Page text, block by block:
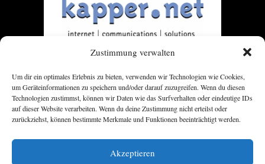
Zustimmung verwalten
Um dir ein optimales Erlebnis zu bieten, verwenden wir Technologien wie Cookies,
um Geräteinformationen zu speichern und/oder darauf zuzugreifen. Wenn du diesen
Technologien zustimmst, können wir Daten wie das Surfverhalten oder eindeutige IDs
auf dieser Website verarbeiten. Wenn du deine Zustimmung nicht erteilst oder
zurückziehst, können bestimmte Merkmale und Funktionen beeinträchtigt werden.
Akzeptieren